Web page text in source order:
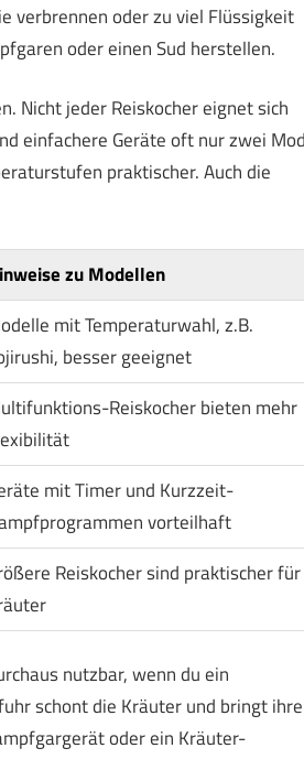
verbrennen oder zu viel Flüssigkeit
oder einen Sud herstellen.
Nicht jeder Reiskocher eignet sich
einfachere Geräte oft nur zwei
praktischer. Auch die
zu Modellen
mit Temperaturwahl, z.B.
besser geeignet
Reiskocher bieten mehr
mit Timer und Kurzzeit-
vorteilhaft
Reiskocher sind praktischer für
nutzbar, wenn du ein
schont die Kräuter und bringt ihre
oder ein Kräuter-